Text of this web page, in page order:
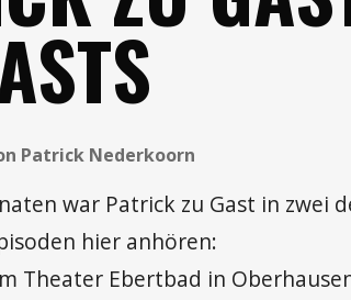
Patrick Nederkoorn
war Patrick zu Gast in zwei
hier anhören:
Theater Ebertbad in